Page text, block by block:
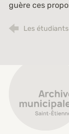
guère ces
Les